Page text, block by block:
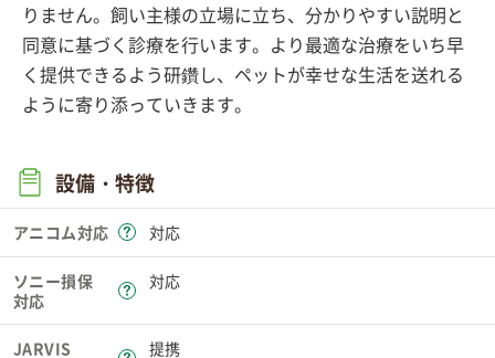
りません。飼い主様の立場に立ち、分かりやすい説明と
同意に基づく診療を行います。より最適な治療をいち早
く提供できるよう研鑽し、ペットが幸せな生活を送れる
ように寄り添っていきます。
設備・特徴
アニコム対応 対応
ソニー損保
対応
対応
JARVIS
提携